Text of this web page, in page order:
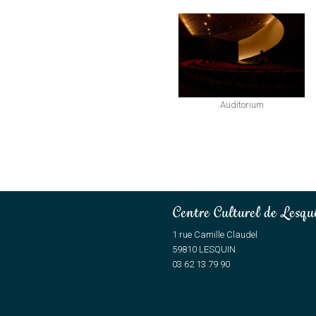
Catégories
Auditorium
Centre Culturel de
1 rue Camille Claudel
59810 LESQUIN
03 62 13 79 90